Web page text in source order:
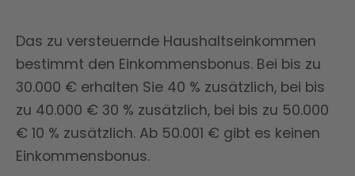
Das zu versteuernde Haushaltseinkommen
bestimmt den Einkommensbonus. Bei bis zu
30.000 € erhalten Sie 40 % zusätzlich, bei bis
zu 40.000 € 30 % zusätzlich, bei bis zu 50.000
€ 10 % zusätzlich. Ab 50.001 € gibt es keinen
Einkommensbonus.